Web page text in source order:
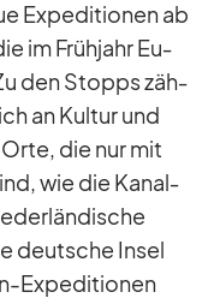
Ex­pe­di­tio­nen ab
im Früh­jahr Eu­
den Stopps zäh­
an Kul­tur und
die nur mit
wie die Ka­nal­
deut­sche In­sel
Ex­pe­di­tio­nen